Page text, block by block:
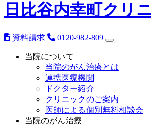
日比谷内幸町クリ
資料請求 0120-982-809
当院について
当院のがん治療とは
連携医療機関
ドクター紹介
クリニックのご案内
医師による個別無料相談会
当院のがん治療